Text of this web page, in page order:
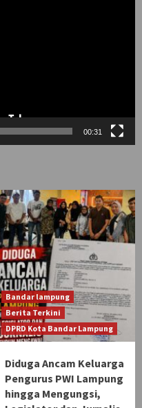
00:31
Bandar lampung
Berita Terkini
DPRD Kota Bandar Lampung
Diduga Ancam Keluarga
Pengurus PWI Lampung
hingga Mengungsi,